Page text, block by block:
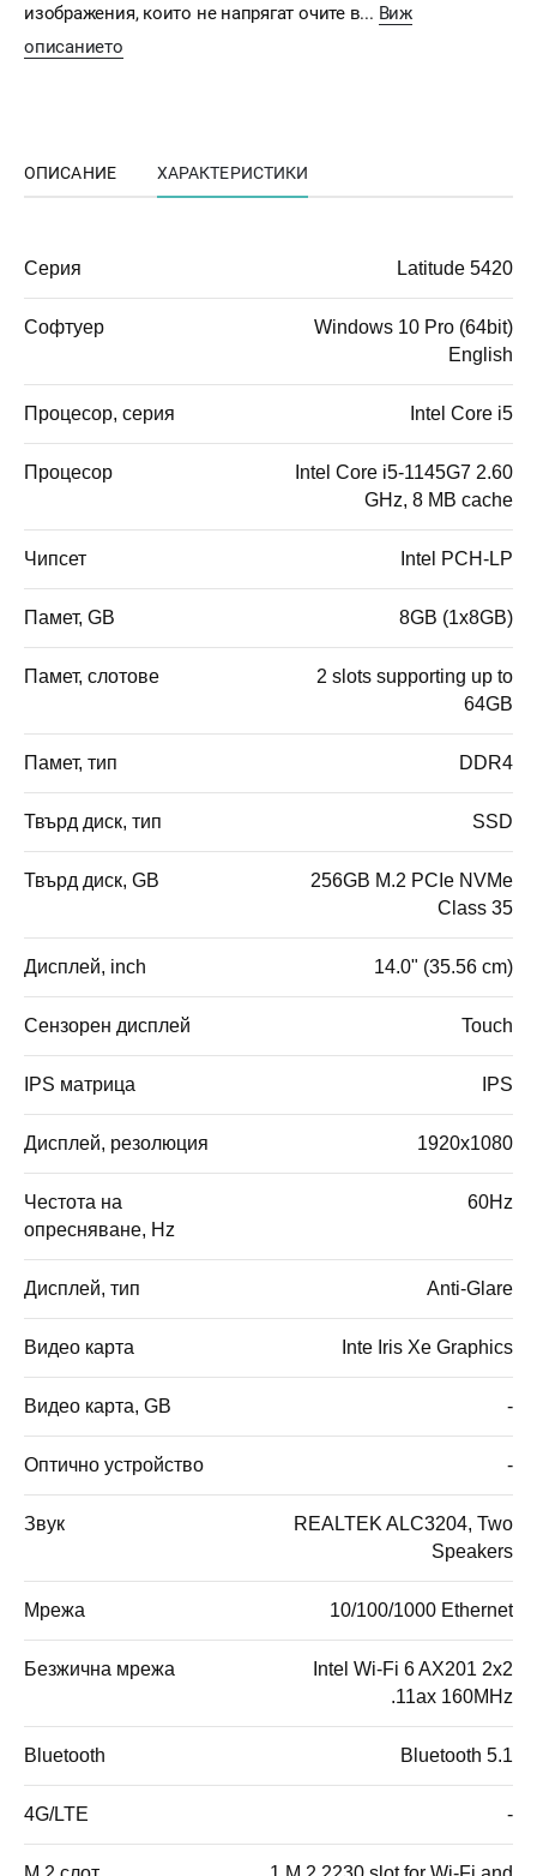
изображения, които не напрягат очите в... Виж
описанието
ОПИСАНИЕ ХАРАКТЕРИСТИКИ
Серия Latitude 5420
Софтуер
Windows 10 Pro (64bit)
English
Процесор, серия Intel Core i5
Процесор
Intel Core i5-1145G7 2.60
GHz, 8 MB cache
Чипсет Intel PCH-LP
Памет, GB 8GB (1x8GB)
Памет, слотове
2 slots supporting up to
64GB
Памет, тип DDR4
Твърд диск, тип SSD
Твърд диск, GB
256GB M.2 PCIe NVMe
Class 35
Дисплей, inch 14.0" (35.56 cm)
Сензорен дисплей Touch
IPS матрица IPS
Дисплей, резолюция 1920x1080
Честота на
опресняване, Hz
60Hz
Дисплей, тип Anti-Glare
Видео карта Inte Iris Xe Graphics
Видео карта, GB -
Оптично устройство -
Звук
REALTEK ALC3204, Two
Speakers
Мрежа 10/100/1000 Ethernet
Безжична мрежа
Intel Wi-Fi 6 AX201 2x2
.11ax 160MHz
Bluetooth Bluetooth 5.1
4G/LTE -